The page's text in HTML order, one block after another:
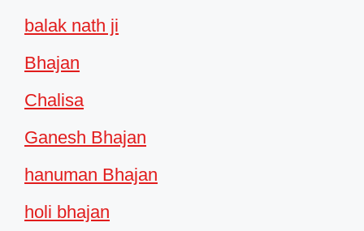
balak nath ji
Bhajan
Chalisa
Ganesh Bhajan
hanuman Bhajan
holi bhajan